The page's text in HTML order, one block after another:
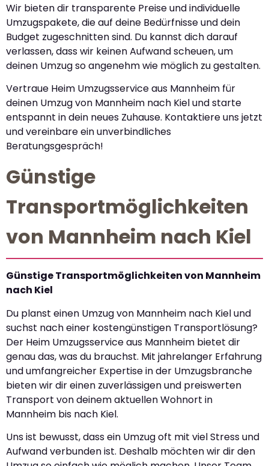
Wir bieten dir transparente Preise und individuelle
Umzugspakete, die auf deine Bedürfnisse und dein
Budget zugeschnitten sind. Du kannst dich darauf
verlassen, dass wir keinen Aufwand scheuen, um
deinen Umzug so angenehm wie möglich zu gestalten.
Vertraue Heim Umzugsservice aus Mannheim für
deinen Umzug von Mannheim nach Kiel und starte
entspannt in dein neues Zuhause. Kontaktiere uns jetzt
und vereinbare ein unverbindliches
Beratungsgespräch!
Günstige
Transportmöglichkeiten
von Mannheim nach Kiel
Günstige Transportmöglichkeiten von Mannheim
nach Kiel
Du planst einen Umzug von Mannheim nach Kiel und
suchst nach einer kostengünstigen Transportlösung?
Der Heim Umzugsservice aus Mannheim bietet dir
genau das, was du brauchst. Mit jahrelanger Erfahrung
und umfangreicher Expertise in der Umzugsbranche
bieten wir dir einen zuverlässigen und preiswerten
Transport von deinem aktuellen Wohnort in
Mannheim bis nach Kiel.
Uns ist bewusst, dass ein Umzug oft mit viel Stress und
Aufwand verbunden ist. Deshalb möchten wir dir den